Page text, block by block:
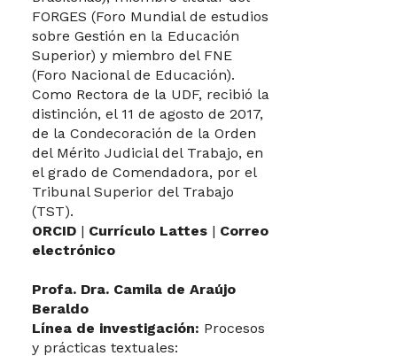
FORGES (Foro Mundial de estudios
sobre Gestión en la Educación
Superior) y miembro del FNE
(Foro Nacional de Educación).
Como Rectora de la UDF, recibió la
distinción, el 11 de agosto de 2017,
de la Condecoración de la Orden
del Mérito Judicial del Trabajo, en
el grado de Comendadora, por el
Tribunal Superior del Trabajo
(TST).
ORCID | Currículo Lattes | Correo
electrónico
Profa. Dra. Camila de Araújo
Beraldo
Línea de investigación: Procesos
y prácticas textuales: